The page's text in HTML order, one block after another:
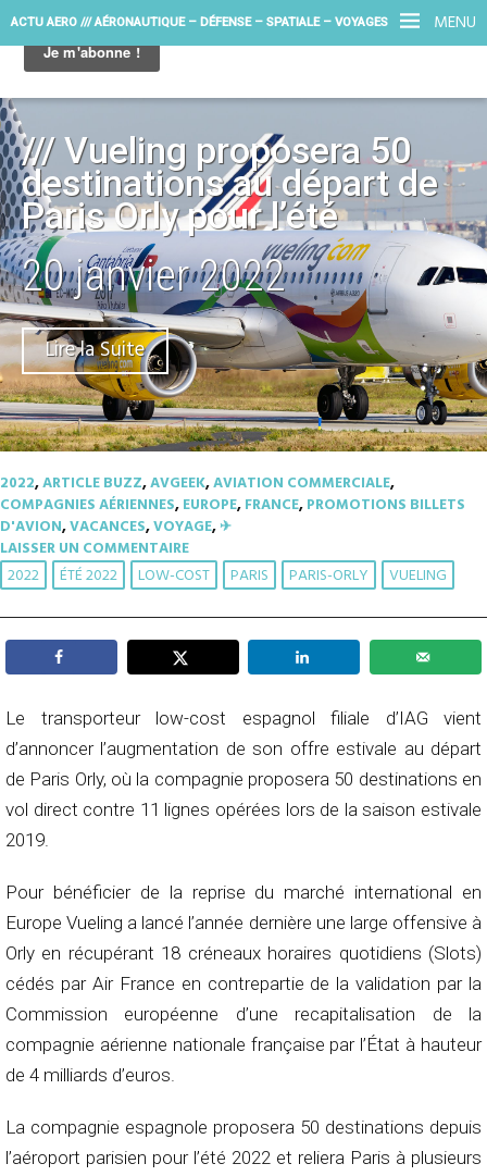
MENU
ACTU AERO /// AÉRONAUTIQUE – DÉFENSE – SPATIALE – VOYAGES
/// Vueling proposera 50
destinations au départ de
Paris Orly pour l’été
20 janvier 2022
Lire la Suite
2022,ARTICLE BUZZ,AVGEEK,AVIATION COMMERCIALE,
COMPAGNIES AÉRIENNES,EUROPE,FRANCE,PROMOTIONS BILLETS
D'AVION,VACANCES,VOYAGE,✈︎
LAISSER UN COMMENTAIRE
2022 ÉTÉ 2022 LOW-COST PARIS PARIS-ORLY VUELING
Le transporteur low-cost espagnol filiale d’IAG vient
d’annoncer l’augmentation de son offre estivale au départ
de Paris Orly, où la compagnie proposera 50 destinations en
vol direct contre 11 lignes opérées lors de la saison estivale
2019.
Pour bénéficier de la reprise du marché international en
Europe Vueling a lancé l’année dernière une large offensive à
Orly en récupérant 18 créneaux horaires quotidiens (Slots)
cédés par Air France en contrepartie de la validation par la
Commission européenne d’une recapitalisation de la
compagnie aérienne nationale française par l’État à hauteur
de 4 milliards d’euros.
La compagnie espagnole proposera 50 destinations depuis
l’aéroport parisien pour l’été 2022 et reliera Paris à plusieurs